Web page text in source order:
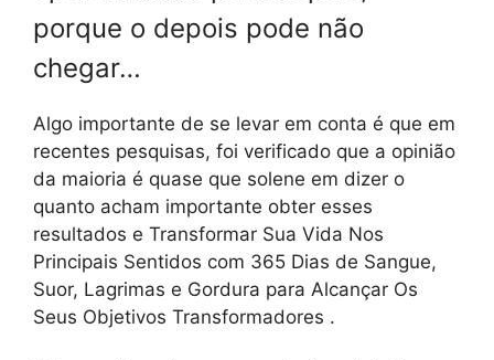
porque o depois pode não
chegar…
Algo importante de se levar em conta é que em
recentes pesquisas, foi verificado que a opinião
da maioria é quase que solene em dizer o
quanto acham importante obter esses
resultados e Transformar Sua Vida Nos
Principais Sentidos com 365 Dias de Sangue,
Suor, Lagrimas e Gordura para Alcançar Os
Seus Objetivos Transformadores .